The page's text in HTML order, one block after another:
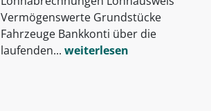
Vermögenswerte Grundstücke
Fahrzeuge Bankkonti über die
laufenden... weiterlesen